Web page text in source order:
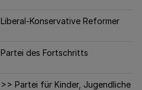
Liberal-Konservative Reformer
Partei des Fortschritts
>> Partei für Kinder, Jugendliche